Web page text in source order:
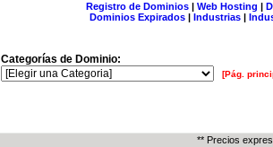
Registro de Dominios| Web Hosting |
Dominios Expirados | Industrias |
Categorías de Dominio:
[Pág.
** Precios